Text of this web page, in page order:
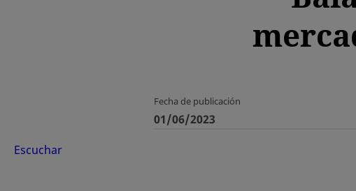
Fecha de publicación
01/06/2023
Escuchar